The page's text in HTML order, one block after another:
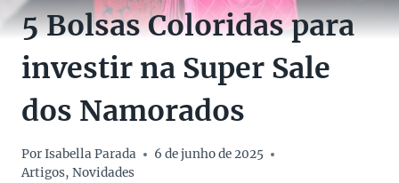
5 Bolsas Coloridas para
investir na Super Sale
dos Namorados
PorIsabella Parada
6 de junho de 2025
Artigos, Novidades